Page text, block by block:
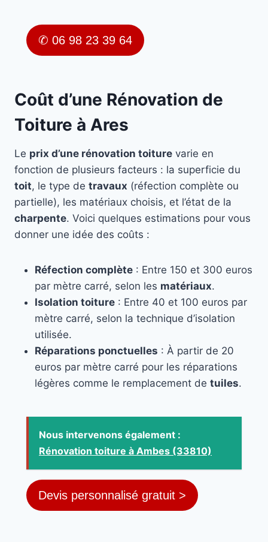
✆ 06 98 23 39 64
Coût d’une Rénovation de
Toiture à Ares
Le prix d’une rénovation toiture varie en
fonction de plusieurs facteurs : la superficie du
toit, le type de travaux (réfection complète ou
partielle), les matériaux choisis, et l’état de la
charpente. Voici quelques estimations pour vous
donner une idée des coûts :
Réfection complète : Entre 150 et 300 euros
par mètre carré, selon les matériaux.
Isolation toiture : Entre 40 et 100 euros par
mètre carré, selon la technique d’isolation
utilisée.
Réparations ponctuelles : À partir de 20
euros par mètre carré pour les réparations
légères comme le remplacement de tuiles.
Nous intervenons également :
Rénovation toiture à Ambes (33810)
Devis personnalisé gratuit >